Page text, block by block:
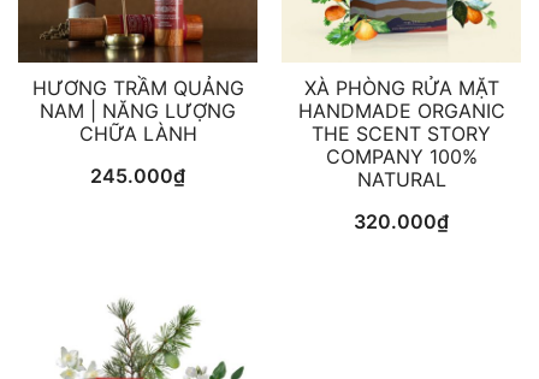
HƯƠNG TRẦM QUẢNG
NAM | NĂNG LƯỢNG
CHỮA LÀNH
245.000₫
XÀ PHÒNG RỬA MẶT
HANDMADE ORGANIC
THE SCENT STORY
COMPANY 100%
NATURAL
320.000₫